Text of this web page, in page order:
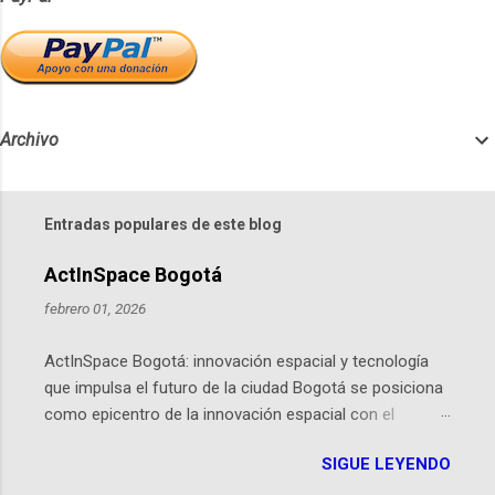
Archivo
Entradas populares de este blog
ActInSpace Bogotá
febrero 01, 2026
ActInSpace Bogotá: innovación espacial y tecnología
que impulsa el futuro de la ciudad Bogotá se posiciona
como epicentro de la innovación espacial con el
hackathon global que convierte tecnologías de la
SIGUE LEYENDO